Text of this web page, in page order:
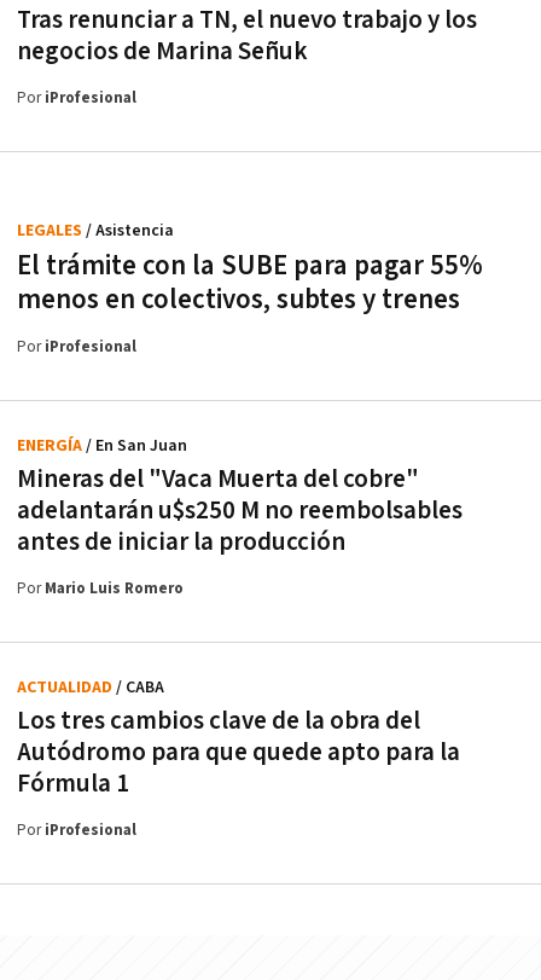
Tras renunciar a TN, el nuevo trabajo y los
negocios de Marina Señuk
PoriProfesional
El trámite con la SUBE para pagar 55%
menos en colectivos, subtes y trenes
LEGALES / Asistencia
PoriProfesional
Mineras del "Vaca Muerta del cobre"
adelantarán u$s250 M no reembolsables
antes de iniciar la producción
ENERGÍA/ En San Juan
PorMario Luis Romero
Los tres cambios clave de la obra del
Autódromo para que quede apto para la
Fórmula 1
ACTUALIDAD / CABA
PoriProfesional